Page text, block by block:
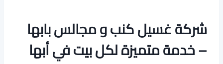
شركة غسيل كنب و مجالس بابها
– خدمة متميزة لكل بيت في أبها